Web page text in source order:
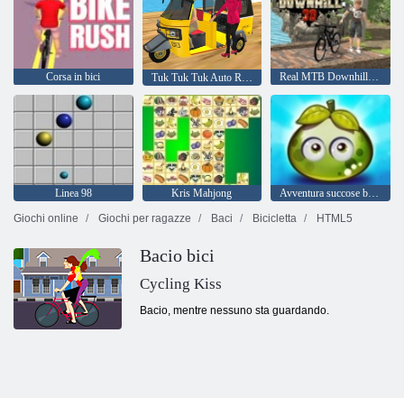
Corsa in bici Tuk Tuk Tuk Auto Rickshaw 2020 Real MTB Downhill 3D
Linea 98 Kris Mahjong
Avventura succose bacche
Giochi online
Giochi per ragazze Baci Bicicletta HTML5
Bacio bici
Cycling Kiss
Bacio, mentre nessuno sta guardando.